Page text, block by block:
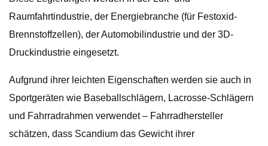
Raumfahrtindustrie, der Energiebranche (für Festoxid-
Brennstoffzellen), der Automobilindustrie und der 3D-
Druckindustrie eingesetzt.
Aufgrund ihrer leichten Eigenschaften werden sie auch in
Sportgeräten wie Baseballschlägern, Lacrosse-Schlägern
und Fahrradrahmen verwendet – Fahrradhersteller
schätzen, dass Scandium das Gewicht ihrer